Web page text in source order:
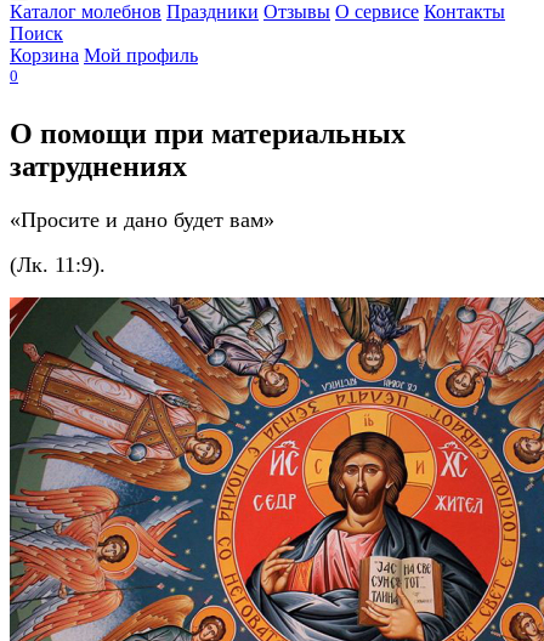
Каталог молебнов Праздники Отзывы О сервисе Контакты
Поиск
Корзина Мой профиль
0
О помощи при материальных
затруднениях
«Просите и дано будет вам»
(Лк. 11:9).